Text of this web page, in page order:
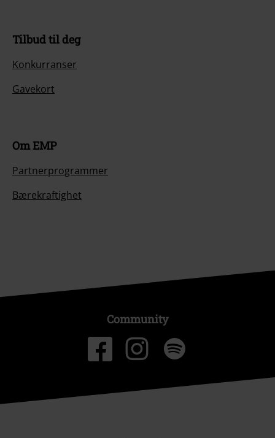
Tilbud til deg
Konkurranser
Gavekort
Om EMP
Partnerprogrammer
Bærekraftighet
Community